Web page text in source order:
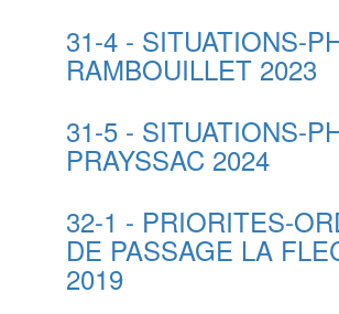
31-4 - SITUATIONS-
RAMBOUILLET 2023
31-5 - SITUATIONS-
PRAYSSAC 2024
32-1 - PRIORITES-
DE PASSAGE LA
2019